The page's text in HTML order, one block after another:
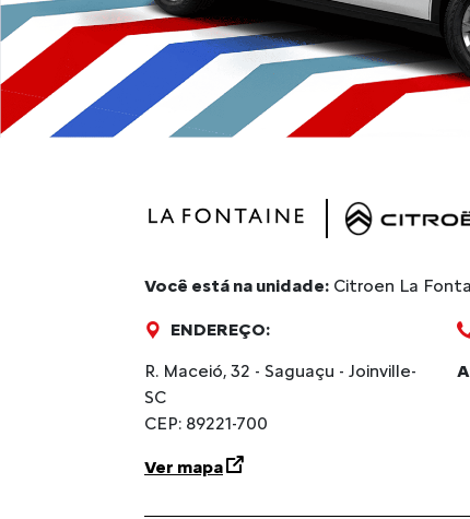
Você está na unidade: Citroen La
ENDEREÇO:
R. Maceió, 32 - Saguaçu - Joinville-
SC
CEP: 89221-700
Ver mapa